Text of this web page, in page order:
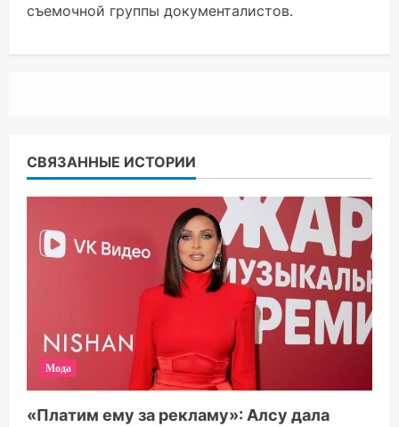
съемочной группы документалистов.
СВЯЗАННЫЕ ИСТОРИИ
Мода
«Платим ему за рекламу»: Алсу дала